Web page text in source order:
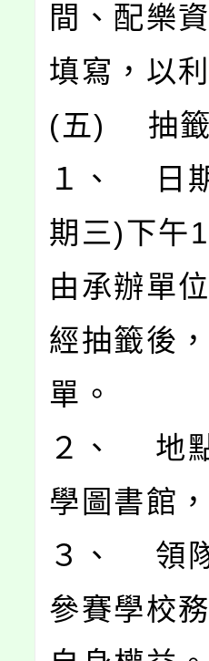
間、配樂
填寫，以
(五) 抽籤
１、 日
期三)下午
由承辦單
經抽籤後
單。
２、 地
學圖書館
３、 領
參賽學校